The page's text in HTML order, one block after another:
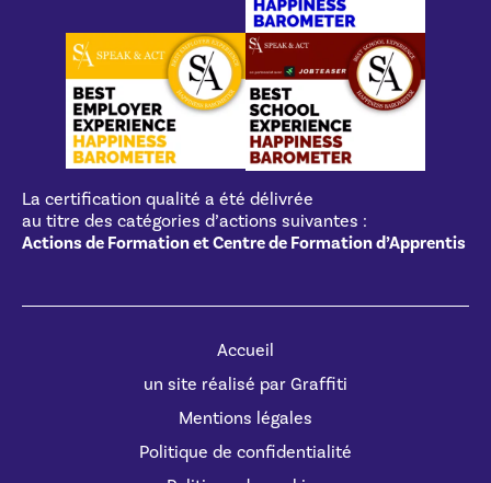
La certification qualité a été délivrée
au titre des catégories d’actions suivantes :
Actions de Formation et Centre de Formation d’Apprentis
Accueil
un site réalisé par Graffiti
Mentions légales
Politique de confidentialité